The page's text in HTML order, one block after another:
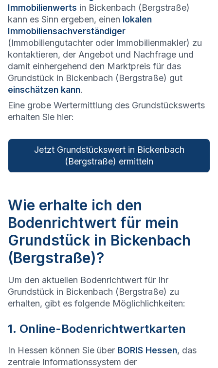
Immobilienwerts in Bickenbach (Bergstraße)
kann es Sinn ergeben, einen lokalen
Immobiliensachverständiger
(Immobiliengutachter oder Immobilienmakler) zu
kontaktieren, der Angebot und Nachfrage und
damit einhergehend den Marktpreis für das
Grundstück in Bickenbach (Bergstraße) gut
einschätzen kann.
Eine grobe Wertermittlung des Grundstückswerts
erhalten Sie hier:
Jetzt Grundstückswert in Bickenbach
(Bergstraße) ermitteln
Wie erhalte ich den
Bodenrichtwert für mein
Grundstück in Bickenbach
(Bergstraße)?
Um den aktuellen Bodenrichtwert für Ihr
Grundstück in Bickenbach (Bergstraße) zu
erhalten, gibt es folgende Möglichlichkeiten:
1. Online-Bodenrichtwertkarten
In Hessen können Sie über BORIS Hessen, das
zentrale Informationssystem der